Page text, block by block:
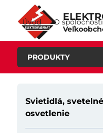
Úvod O spoločnosti
PRODUKTY
Svietidlá,
osvetlenie